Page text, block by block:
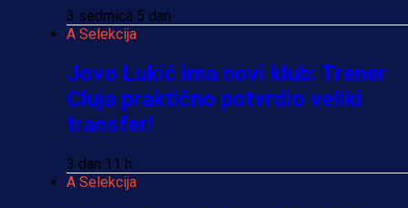
3 sedmica 5 dan
A Selekcija
Jovo Lukić ima novi klub: Trener
Cluja praktično potvrdio veliki
transfer!
3 dan 11 h
A Selekcija